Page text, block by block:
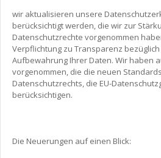
wir aktualisieren unsere
berücksichtigt werden, die wir zur
Datenschutzrechte vorgenommen
Verpflichtung zu Transparenz
Aufbewahrung Ihrer Daten. Wir haben
vorgenommen, die die neuen
Datenschutzrechts, die EU-
berücksichtigen.
Die Neuerungen auf einen Blick: